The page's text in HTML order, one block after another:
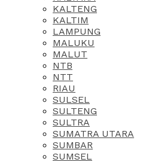
KALTENG
KALTIM
LAMPUNG
MALUKU
MALUT
NTB
NTT
RIAU
SULSEL
SULTENG
SULTRA
SUMATRA UTARA
SUMBAR
SUMSEL